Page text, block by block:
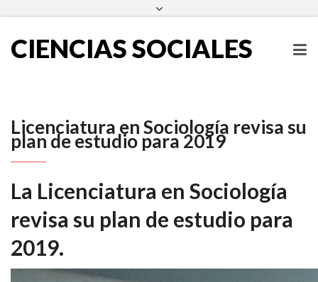
escueladecienciassociales@ues.edu.sv
CIENCIAS SOCIALES
Licenciatura en Sociología revisa su
plan de estudio para 2019
La Licenciatura en Sociología
revisa su plan de estudio para
2019.